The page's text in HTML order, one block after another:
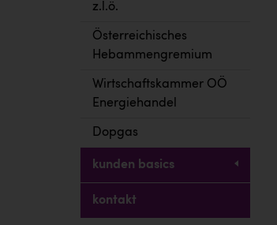
z.l.ö.
Österreichisches
Hebammengremium
Wirtschaftskammer OÖ
Energiehandel
Dopgas
kunden basics
kontakt